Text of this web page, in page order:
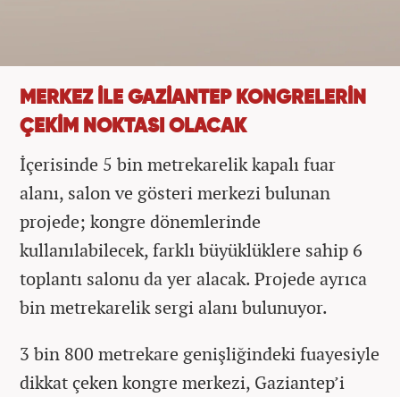
MERKEZ İLE GAZİANTEP KONGRELERİN
ÇEKİM NOKTASI OLACAK
İçerisinde 5 bin metrekarelik kapalı fuar
alanı, salon ve gösteri merkezi bulunan
projede; kongre dönemlerinde
kullanılabilecek, farklı büyüklüklere sahip 6
toplantı salonu da yer alacak. Projede ayrıca
bin metrekarelik sergi alanı bulunuyor.
3 bin 800 metrekare genişliğindeki fuayesiyle
dikkat çeken kongre merkezi, Gaziantep’i